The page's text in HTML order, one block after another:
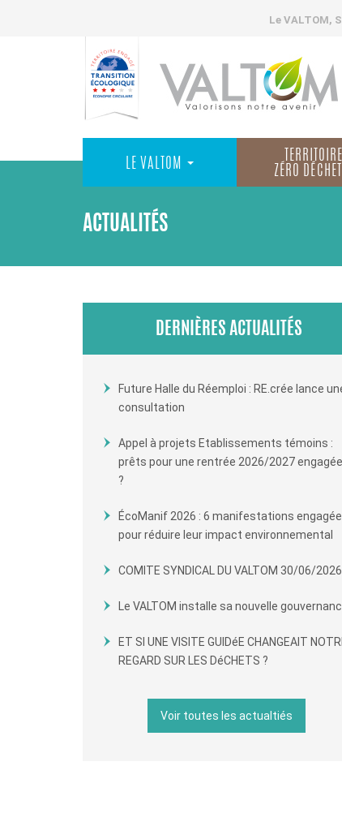
Le VALTOM,
LE VALTOM
TERRITOIRE
ZÉRO DÉCHET
ACTUALITÉS
DERNIÈRES ACTUALITÉS
Future Halle du Réemploi : RE.crée lance
consultation
Appel à projets Etablissements témoins :
prêts pour une rentrée 2026/2027 engagée
?
ÉcoManif 2026 : 6 manifestations
pour réduire leur impact environnemental
COMITE SYNDICAL DU VALTOM 30/06/2026
Le VALTOM installe sa nouvelle
ET SI UNE VISITE GUIDéE CHANGEAIT
REGARD SUR LES DéCHETS ?
Voir toutes les actualtiés